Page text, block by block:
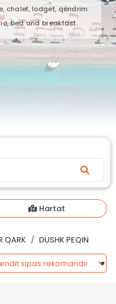
chalet, lodget, qëndrim
bed and breakfast.
Hartat
QARK DUSHK PEQIN